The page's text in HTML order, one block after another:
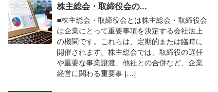
株主総会・取締役会の...
■株主総会・取締役会とは株主総会・取締役会
は企業にとって重要事項を決定する会社法上
の機関です。これらは、定期的または臨時に
開催されます。株主総会では、取締役の選任
や重要な事業譲渡、他社との合併など、企業
経営に関わる重要事 […]